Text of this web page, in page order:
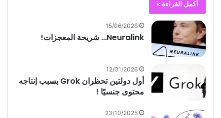
أكمل القراءة »
15/06/2026
Neuralink… شريحة المعجزات!
12/01/2026
أول دولتين تحظران Grok بسبب إنتاجه
محتوى جنسيًا !
23/10/2025